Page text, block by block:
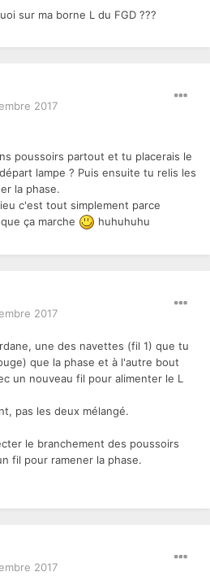
sur ma borne L du FGD ???
2017
poussoirs partout et tu placerais le
lampe ? Puis ensuite tu relis les
la phase.
c'est tout simplement parce
ça marche
huhuhuhu
2017
une des navettes (fil 1) que tu
que la phase et à l'autre bout
un nouveau fil pour alimenter le L
pas les deux mélangé.
le branchement des poussoirs
fil pour ramener la phase.
2017